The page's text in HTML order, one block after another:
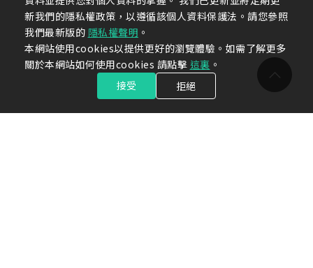
新我們的隱私權政策，以遵循該個人資料保護法。請您參照
我們最新版的 隱私權聲明 。
本網站使用cookies以提供更好的瀏覽體驗。如需了解更多
關於本網站如何使用cookies 請點擊 這裏 。
接受
拒絕